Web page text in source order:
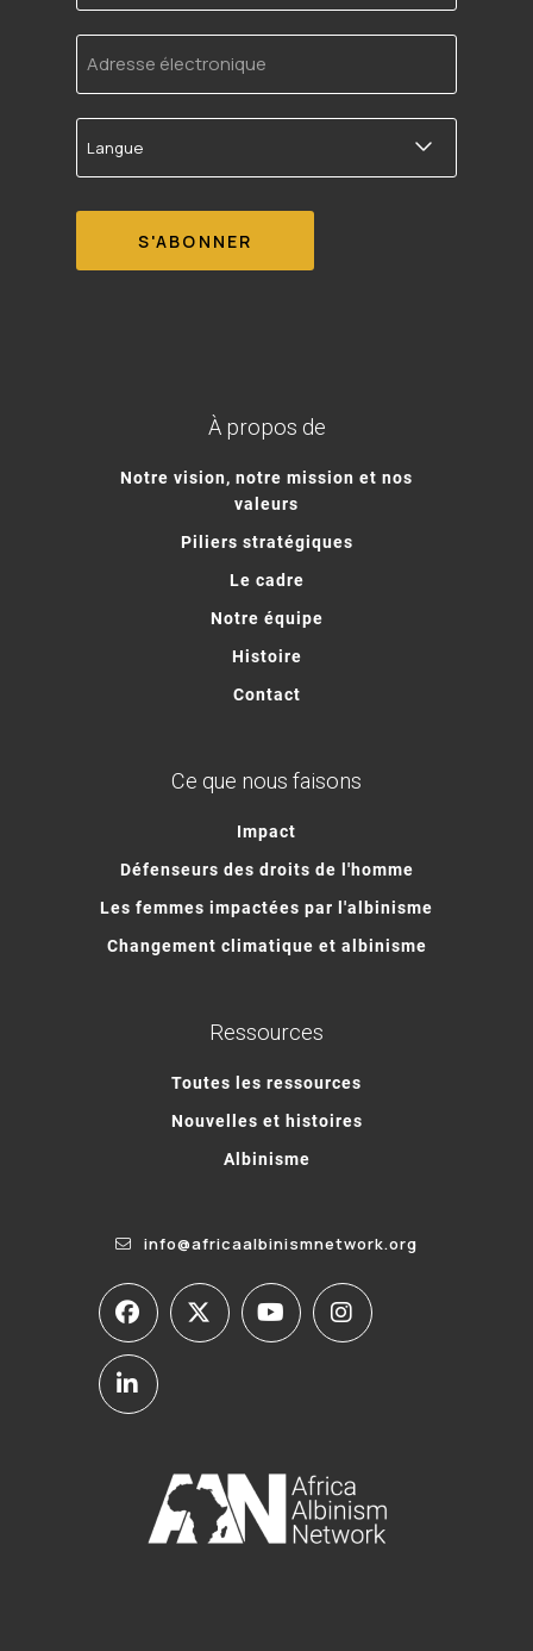
Adresse
électronique
Langue
À propos de
Notre vision, notre mission et nos
valeurs
Piliers stratégiques
Le cadre
Notre équipe
Histoire
Contact
Ce que nous faisons
Impact
Défenseurs des droits de l'homme
Les femmes impactées par l'albinisme
Changement climatique et albinisme
Ressources
Toutes les ressources
Nouvelles et histoires
Albinisme
info@africaalbinismnetwork.org